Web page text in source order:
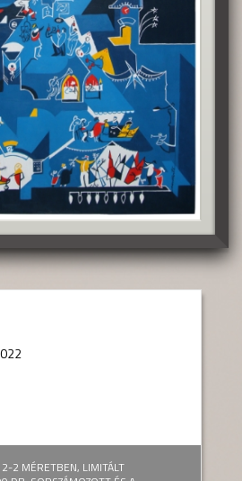
2 MÉRETBEN, LIMITÁLT